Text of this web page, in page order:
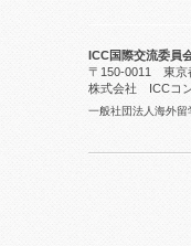
ICC国際交流委員
〒150-0011 東京
株式会社 ICCコ
一般社団法人海外